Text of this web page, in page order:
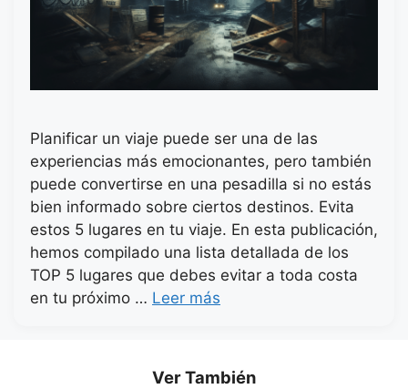
Planificar un viaje puede ser una de las
experiencias más emocionantes, pero también
puede convertirse en una pesadilla si no estás
bien informado sobre ciertos destinos. Evita
estos 5 lugares en tu viaje. En esta publicación,
hemos compilado una lista detallada de los
TOP 5 lugares que debes evitar a toda costa
en tu próximo … Leer más
Ver También